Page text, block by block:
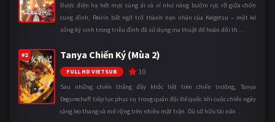
Được điện hạ hết mực sủng ái và ví như nàng bướm rực rỡ giữa chốn
cung đình, Reirin bất ngờ trở thành nạn nhân của Keigetsu – một kẻ
sống ký sinh trong triều đình đã sử dụng ma thuật để hoán đổi th ...
#2 Tanya Chiến Ký (Mùa 2)
FULL HD VIETSUB 10
Sau những chiến thắng đầy khốc liệt trên chiến trường, Tanya
Degurechaff tiếp tục phục vụ trong quân đội Đế quốc khi cuộc chiến ngày
càng leo thang và mở rộng trên nhiều mặt trận. Dù sở hữu tài năn ...